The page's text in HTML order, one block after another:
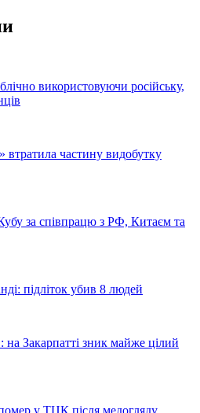
використовуючи російську,
частину видобутку
за співпрацю з РФ, Китаєм та
підліток убив 8 людей
Закарпатті зник майже цілий
у ТЦК після медогляду,